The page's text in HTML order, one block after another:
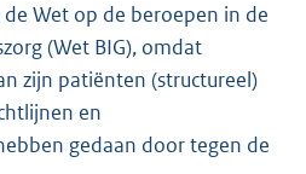
Wet op de beroepen in de
(Wet BIG), omdat
zijn patiënten (structureel)
en
gedaan door tegen de